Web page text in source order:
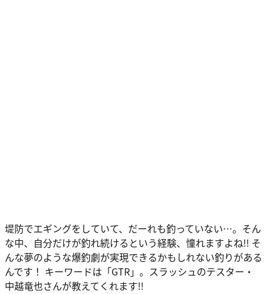
堤防でエギングをしていて、だーれも釣っていない…。そん
な中、自分だけが釣れ続けるという経験、憧れますよね!! そ
んな夢のような爆釣劇が実現できるかもしれない釣りがある
んです！ キーワードは「GTR」。スラッシュのテスター・
中越竜也さんが教えてくれます!!